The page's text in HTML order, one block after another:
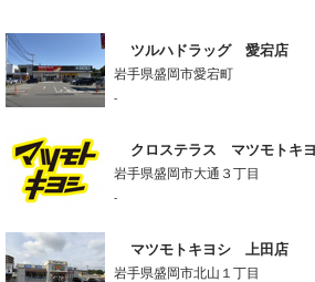
ツルハドラッグ 愛宕店
岩手県盛岡市愛宕町
-
クロステラス マツモトキ
岩手県盛岡市大通３丁目
-
マツモトキヨシ 上田店
岩手県盛岡市北山１丁目